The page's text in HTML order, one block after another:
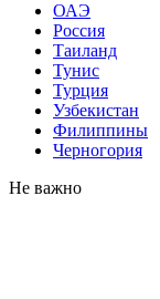
ОАЭ
Россия
Таиланд
Тунис
Турция
Узбекистан
Филиппины
Черногория
Не важно